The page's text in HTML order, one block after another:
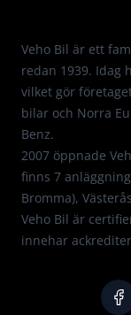
Veho Bil är ett
redan 1939. Idag
vilket gör
bilar och Norra
Benz.
2007 öppnade
finns 7
Bromma),
Veho Bil är
innehar